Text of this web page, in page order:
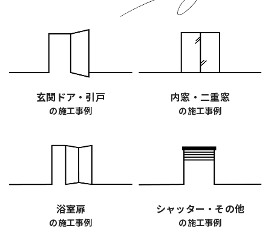
玄関ドア・引戸
の施工事例
内窓・二重窓
の施工事例
浴室扉
の施工事例
シャッター・その他
の施工事例